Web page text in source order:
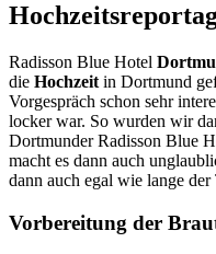
Radisson Blue Hotel
die Hochzeit in Dortmund
Vorgespräch schon sehr
locker war. So wurden wir
Dortmunder Radisson Blue
macht es dann auch
dann auch egal wie lange
Vorbereitung der